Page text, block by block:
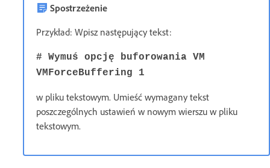
Spostrzeżenie
Przykład: Wpisz następujący tekst:
# Wymuś opcję buforowania VM
VMForceBuffering 1
w pliku tekstowym. Umieść wymagany tekst
poszczególnych ustawień w nowym wierszu w pliku
tekstowym.